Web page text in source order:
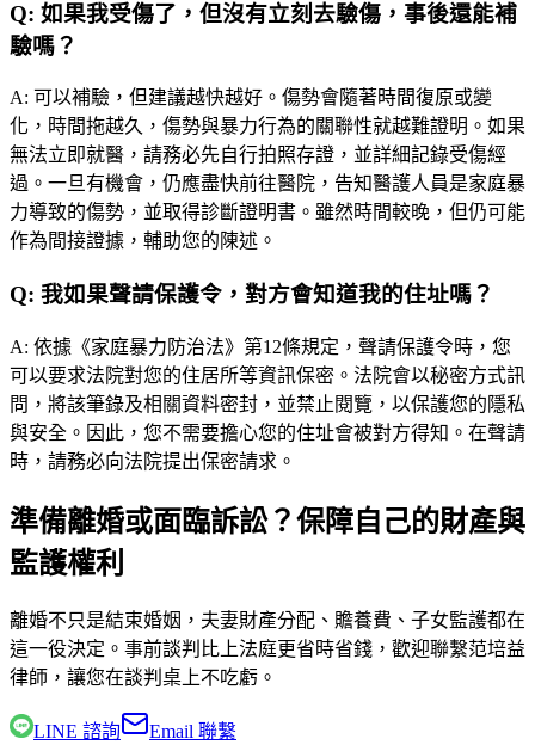
Q: 如果我受傷了，但沒有立刻去驗傷，事後還能補
驗嗎？
A: 可以補驗，但建議越快越好。傷勢會隨著時間復原或變
化，時間拖越久，傷勢與暴力行為的關聯性就越難證明。如果
無法立即就醫，請務必先自行拍照存證，並詳細記錄受傷經
過。一旦有機會，仍應盡快前往醫院，告知醫護人員是家庭暴
力導致的傷勢，並取得診斷證明書。雖然時間較晚，但仍可能
作為間接證據，輔助您的陳述。
Q: 我如果聲請保護令，對方會知道我的住址嗎？
A: 依據《家庭暴力防治法》第12條規定，聲請保護令時，您
可以要求法院對您的住居所等資訊保密。法院會以秘密方式訊
問，將該筆錄及相關資料密封，並禁止閱覽，以保護您的隱私
與安全。因此，您不需要擔心您的住址會被對方得知。在聲請
時，請務必向法院提出保密請求。
準備離婚或面臨訴訟？保障自己的財產與
監護權利
離婚不只是結束婚姻，夫妻財產分配、贍養費、子女監護都在
這一役決定。事前談判比上法庭更省時省錢，歡迎聯繫范培益
律師 ，讓您在談判桌上不吃虧。
LINE 諮詢 Email 聯繫